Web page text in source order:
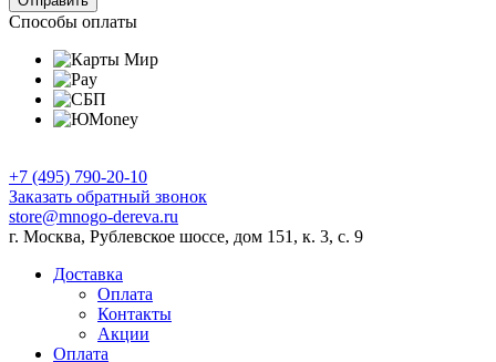
Способы оплаты
+7 (495) 790-20-10
Заказать обратный звонок
store@mnogo-dereva.ru
г. Москва, Рублевское шоссе, дом 151, к. 3, с. 9
Доставка
Оплата
Контакты
Акции
Оплата